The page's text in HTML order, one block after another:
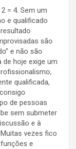
= 4. Sem um
e qualificado
são
e não são
de hoje exige um
qualificada,
de pessoas
sem submeter
e à
vezes fico
e